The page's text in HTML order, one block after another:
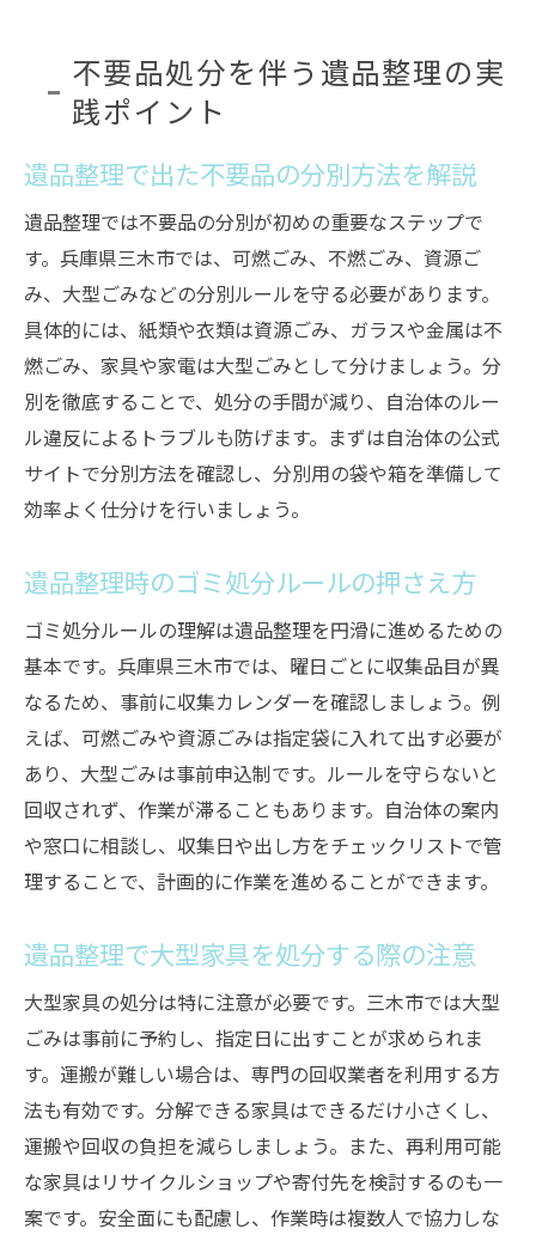
不要品処分を伴う遺品整理の実
践ポイント
遺品整理で出た不要品の分別方法を解説
遺品整理では不要品の分別が初めの重要なステップで
す。兵庫県三木市では、可燃ごみ、不燃ごみ、資源ご
み、大型ごみなどの分別ルールを守る必要があります。
具体的には、紙類や衣類は資源ごみ、ガラスや金属は不
燃ごみ、家具や家電は大型ごみとして分けましょう。分
別を徹底することで、処分の手間が減り、自治体のルー
ル違反によるトラブルも防げます。まずは自治体の公式
サイトで分別方法を確認し、分別用の袋や箱を準備して
効率よく仕分けを行いましょう。
遺品整理時のゴミ処分ルールの押さえ方
ゴミ処分ルールの理解は遺品整理を円滑に進めるための
基本です。兵庫県三木市では、曜日ごとに収集品目が異
なるため、事前に収集カレンダーを確認しましょう。例
えば、可燃ごみや資源ごみは指定袋に入れて出す必要が
あり、大型ごみは事前申込制です。ルールを守らないと
回収されず、作業が滞ることもあります。自治体の案内
や窓口に相談し、収集日や出し方をチェックリストで管
理することで、計画的に作業を進めることができます。
遺品整理で大型家具を処分する際の注意
大型家具の処分は特に注意が必要です。三木市では大型
ごみは事前に予約し、指定日に出すことが求められま
す。運搬が難しい場合は、専門の回収業者を利用する方
法も有効です。分解できる家具はできるだけ小さくし、
運搬や回収の負担を減らしましょう。また、再利用可能
な家具はリサイクルショップや寄付先を検討するのも一
案です。安全面にも配慮し、作業時は複数人で協力しな